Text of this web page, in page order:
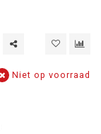
Niet op voorraad